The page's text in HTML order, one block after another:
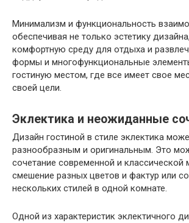
Минимализм и функциональность
обеспечивая не только эстетику
комфортную среду для отдыха и
формы и многофункциональные
гостиную местом, где все имеет свое
своей цели.
Эклектика и неожиданные
Дизайн гостиной в стиле эклектика
разнообразным и оригинальным. Это
сочетание современной и классической
смешение разных цветов и фактур или
нескольких стилей в одной комнате.
Одной из характеристик эклектичного